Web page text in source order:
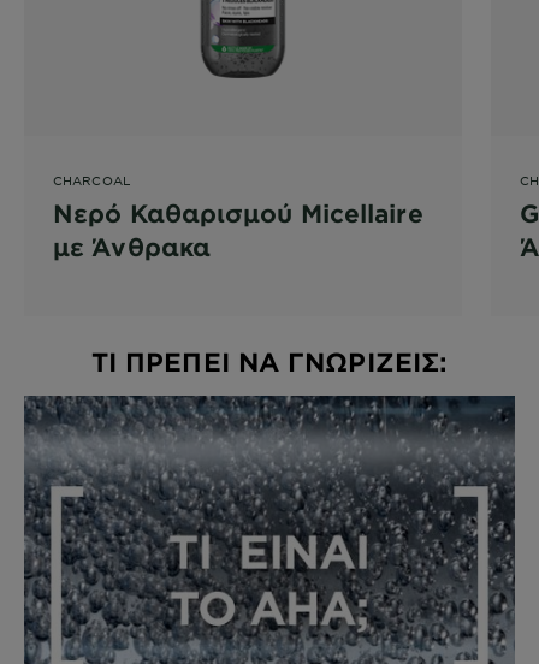
CHARCOAL
Νερό Καθαρισμού Micellaire
με Άνθρακα
ΤΙ ΠΡΕΠΕΙ ΝΑ ΓΝΩΡΙΖΕΙΣ: